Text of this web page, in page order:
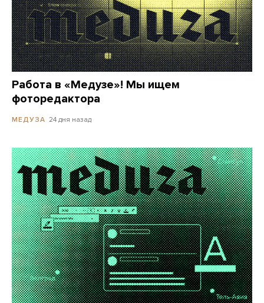
Работа в «Медузе»! Мы ищем
фоторедактора
МЕДУЗА 24 дня назад